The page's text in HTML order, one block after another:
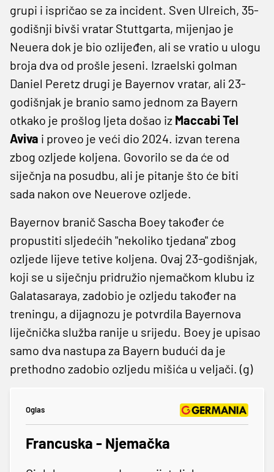
grupi i ispričao se za incident. Sven Ulreich, 35-
godišnji bivši vratar Stuttgarta, mijenjao je
Neuera dok je bio ozlijeđen, ali se vratio u ulogu
broja dva od prošle jeseni. Izraelski golman
Daniel Peretz drugi je Bayernov vratar, ali 23-
godišnjak je branio samo jednom za Bayern
otkako je prošlog ljeta došao iz Maccabi Tel
Aviva i proveo je veći dio 2024. izvan terena
zbog ozljede koljena. Govorilo se da će od
siječnja na posudbu, ali je pitanje što će biti
sada nakon ove Neuerove ozljede.
Bayernov branič Sascha Boey također će
propustiti sljedećih "nekoliko tjedana" zbog
ozljede lijeve tetive koljena. Ovaj 23-godišnjak,
koji se u siječnju pridružio njemačkom klubu iz
Galatasaraya, zadobio je ozljedu također na
treningu, a dijagnozu je potvrdila Bayernova
liječnička služba ranije u srijedu. Boey je upisao
samo dva nastupa za Bayern budući da je
prethodno zadobio ozljedu mišića u veljači. (g)
Oglas
Francuska - Njemačka